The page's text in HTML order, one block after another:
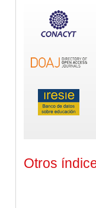
Otros